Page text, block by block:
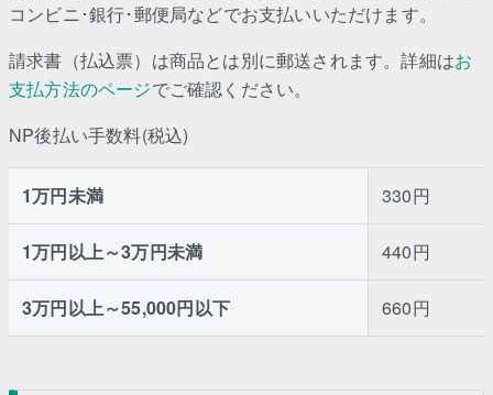
コンビニ･銀行･郵便局などでお支払いいただけます。
請求書（払込票）は商品とは別に郵送されます。詳細はお
支払方法のページでご確認ください。
NP後払い手数料(税込)
1万円未満 330円
1万円以上～3万円未満 440円
3万円以上～55,000円以下 660円